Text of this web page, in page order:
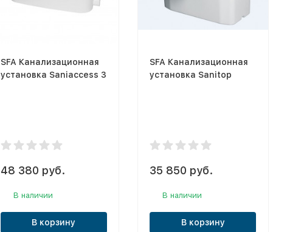
SFA Канализационная
установка Saniaccess 3
48 380 руб.
В наличии
В корзину
SFA Канализационная
установка Sanitop
35 850 руб.
В наличии
В корзину